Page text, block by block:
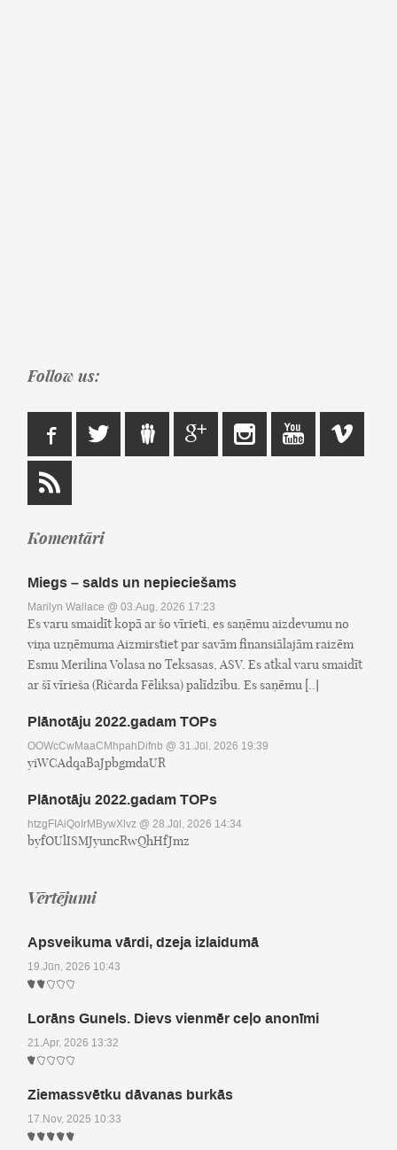
Follow us:
Komentāri
Miegs – salds un nepieciešams
Marilyn Wallace @ 03.Aug, 2026 17:23
Es varu smaidīt kopā ar šo vīrieti, es saņēmu aizdevumu no
viņa uzņēmuma Aizmirstiet par savām finansiālajām raizēm
Esmu Merilina Volasa no Teksasas, ASV. Es atkal varu smaidīt
ar šī vīrieša (Ričarda Fēliksa) palīdzību. Es saņēmu [..]
Plānotāju 2022.gadam TOPs
OOWcCwMaaCMhpahDifnb @ 31.Jūl, 2026 19:39
yiWCAdqaBaJpbgmdaUR
Plānotāju 2022.gadam TOPs
htzgFIAiQoIrMBywXlvz @ 28.Jūl, 2026 14:34
byfOUlISMJyuncRwQhHfJmz
Vērtējumi
Apsveikuma vārdi, dzeja izlaidumā
19.Jūn, 2026 10:43
Lorāns Gunels. Dievs vienmēr ceļo anonīmi
21.Apr, 2026 13:32
Ziemassvētku dāvanas burkās
17.Nov, 2025 10:33